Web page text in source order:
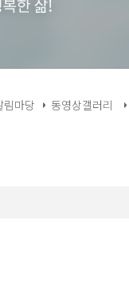
림마당 동영상갤러리